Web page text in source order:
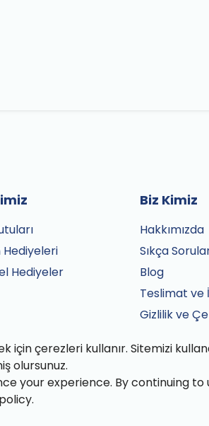
için çerezleri kullanır. Sitemizi
olursunuz.
your experience. By continuing to
Hediyeleri
Hediyeler
Biz Kimiz
Hakkımızda
Sıkça
Blog
Teslimat ve
Gizlilik ve
İletişim